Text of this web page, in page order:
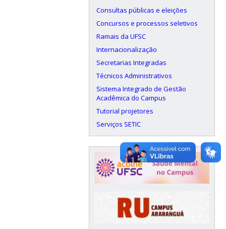
Consultas públicas e eleições
Concursos e processos seletivos
Ramais da UFSC
Internacionalização
Secretarias Integradas
Técnicos Administrativos
Sistema Integrado de Gestão
Acadêmica do Campus
Tutorial projetores
Serviços SETIC